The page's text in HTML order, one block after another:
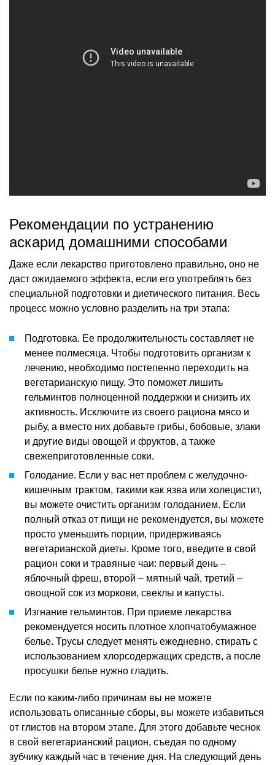
Рекомендации по устранению
аскарид домашними способами
Даже если лекарство приготовлено правильно, оно не
даст ожидаемого эффекта, если его употреблять без
специальной подготовки и диетического питания. Весь
процесс можно условно разделить на три этапа:
Подготовка. Ее продолжительность составляет не
менее полмесяца. Чтобы подготовить организм к
лечению, необходимо постепенно переходить на
вегетарианскую пищу. Это поможет лишить
гельминтов полноценной поддержки и снизить их
активность. Исключите из своего рациона мясо и
рыбу, а вместо них добавьте грибы, бобовые, злаки
и другие виды овощей и фруктов, а также
свежеприготовленные соки.
Голодание. Если у вас нет проблем с желудочно-
кишечным трактом, такими как язва или холецистит,
вы можете очистить организм голоданием. Если
полный отказ от пищи не рекомендуется, вы можете
просто уменьшить порции, придерживаясь
вегетарианской диеты. Кроме того, введите в свой
рацион соки и травяные чаи: первый день –
яблочный фреш, второй – мятный чай, третий –
овощной сок из моркови, свеклы и капусты.
Изгнание гельминтов. При приеме лекарства
рекомендуется носить плотное хлопчатобумажное
белье. Трусы следует менять ежедневно, стирать с
использованием хлорсодержащих средств, а после
просушки белье нужно гладить.
Если по каким-либо причинам вы не можете
использовать описанные сборы, вы можете избавиться
от глистов на втором этапе. Для этого добавьте чеснок
в свой вегетарианский рацион, съедая по одному
зубчику каждый час в течение дня. На следующий день